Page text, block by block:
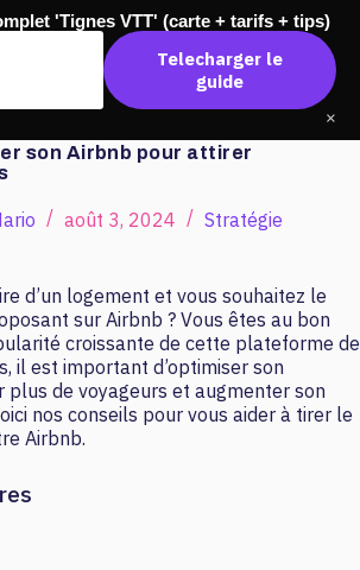
son Airbnb pour attirer
août 3, 2024 Stratégie
d’un logement et vous souhaitez le
sur Airbnb ? Vous êtes au bon
croissante de cette plateforme de
il est important d’optimiser son
plus de voyageurs et augmenter son
nos conseils pour vous aider à tirer le
Airbnb.
'Tignes VTT' (carte + tarifs + tips)
Telecharger le
guide
×